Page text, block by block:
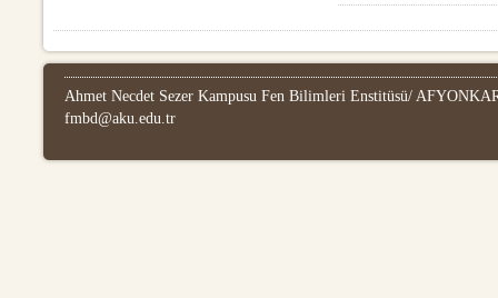
Ahmet Necdet Sezer Kampusu Fen Bilimleri Enstitüsü/
fmbd@aku.edu.tr